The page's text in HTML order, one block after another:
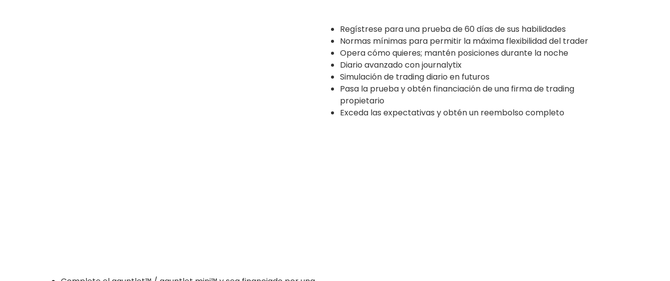
Regístrese para una prueba de 60 días de sus habilidades
Normas mínimas para permitir la máxima flexibilidad del trader
Opera cómo quieres; mantén posiciones durante la noche
Diario avanzado con journalytix
Simulación de trading diario en futuros
Pasa la prueba y obtén financiación de una firma de trading
propietario
Exceda las expectativas y obtén un reembolso completo